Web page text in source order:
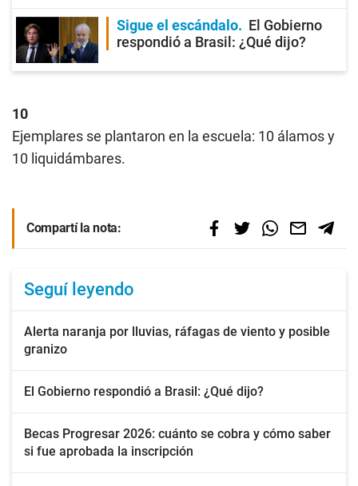
Sigue el escándalo
El Gobierno
respondió a Brasil: ¿Qué dijo?
10
Ejemplares se plantaron en la escuela: 10 álamos y
10 liquidámbares.
Compartí la nota:
Seguí leyendo
Alerta naranja por lluvias, ráfagas de viento y posible
granizo
El Gobierno respondió a Brasil: ¿Qué dijo?
Becas Progresar 2026: cuánto se cobra y cómo saber
si fue aprobada la inscripción